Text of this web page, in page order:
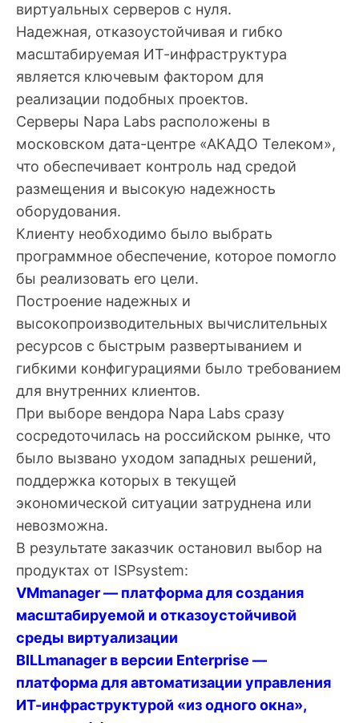
виртуальных серверов с нуля.
Надежная, отказоустойчивая и гибко
масштабируемая ИТ-инфраструктура
является ключевым фактором для
реализации подобных проектов.
Серверы Napa Labs расположены в
московском дата-центре «АКАДО Телеком»,
что обеспечивает контроль над средой
размещения и высокую надежность
оборудования.
Клиенту необходимо было выбрать
программное обеспечение, которое помогло
бы реализовать его цели.
Построение надежных и
высокопроизводительных вычислительных
ресурсов с быстрым развертыванием и
гибкими конфигурациями было требованием
для внутренних клиентов.
При выборе вендора Napa Labs сразу
сосредоточилась на российском рынке, что
было вызвано уходом западных решений,
поддержка которых в текущей
экономической ситуации затруднена или
невозможна.
В результате заказчик остановил выбор на
продуктах от ISPsystem:
VMmanager — платформа для создания
масштабируемой и отказоустойчивой
среды виртуализации
BILLmanager в версии Enterprise —
платформа для автоматизации управления
ИТ-инфраструктурой «из одного окна»,